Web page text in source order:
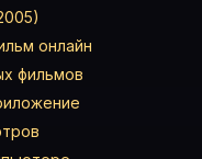
онлайн
фильмов